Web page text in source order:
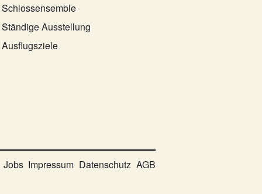
Schlossensemble
Ständige Ausstellung
Ausflugsziele
Jobs Impressum Datenschutz AGB